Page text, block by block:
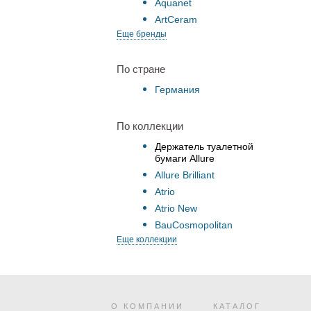
Aquanet
ArtCeram
Еще бренды
По стране
Германия
По коллекции
Держатель туалетной
бумаги Allure
Allure Brilliant
Atrio
Atrio New
BauCosmopolitan
Еще коллекции
О КОМПАНИИ КАТАЛОГ